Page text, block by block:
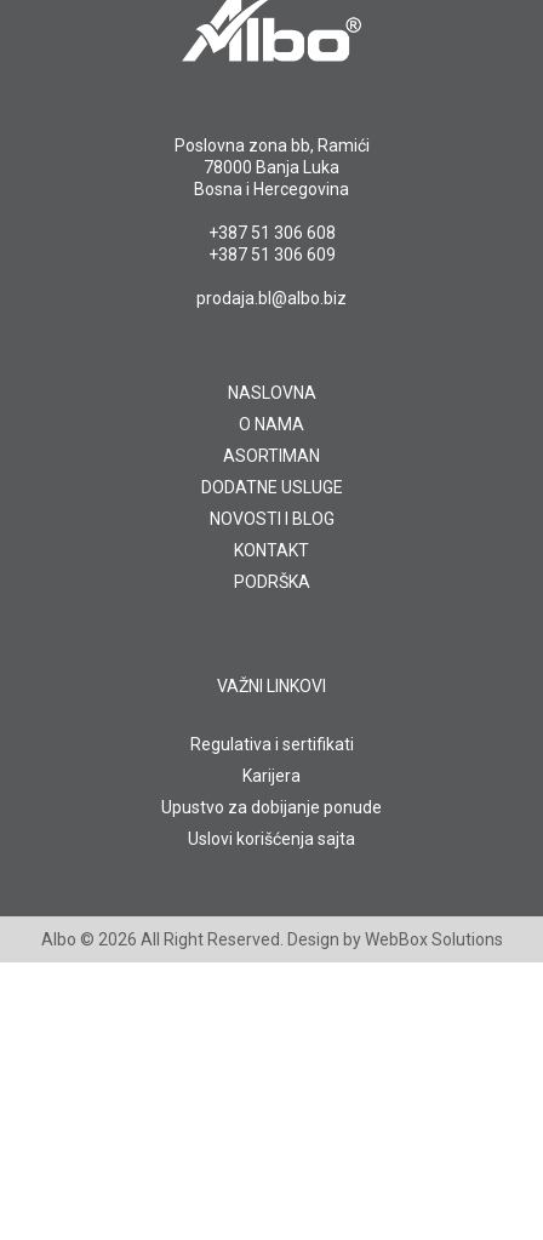
Poslovna zona bb, Ramići
78000 Banja Luka
Bosna i Hercegovina
+387 51 306 608
+387 51 306 609
prodaja.bl@albo.biz
NASLOVNA
O NAMA
ASORTIMAN
DODATNE USLUGE
NOVOSTI I BLOG
KONTAKT
PODRŠKA
VAŽNI LINKOVI
Regulativa i sertifikati
Karijera
Upustvo za dobijanje ponude
Uslovi korišćenja sajta
Albo © 2026 All Right Reserved. Design byWebBox Solutions